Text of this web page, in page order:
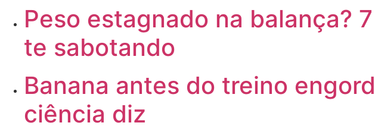
Peso estagnado na balança?
te sabotando
Banana antes do treino
ciência diz